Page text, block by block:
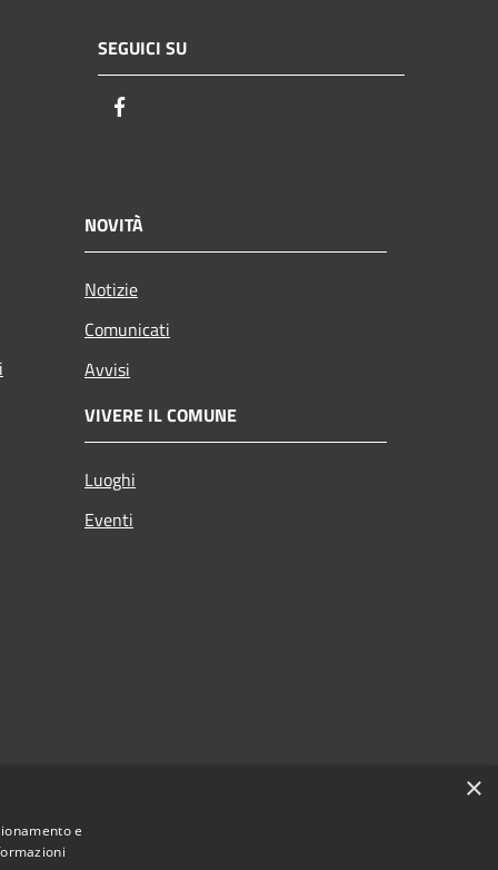
SEGUICI SU
NOVITÀ
Notizie
Comunicati
Avvisi
VIVERE IL COMUNE
Luoghi
Eventi
×
e